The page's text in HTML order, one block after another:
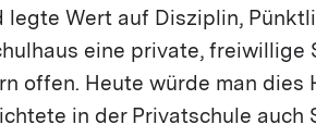
legte Wert auf Disziplin,
eine private, freiwillige
offen. Heute würde man dies
in der Privatschule auch